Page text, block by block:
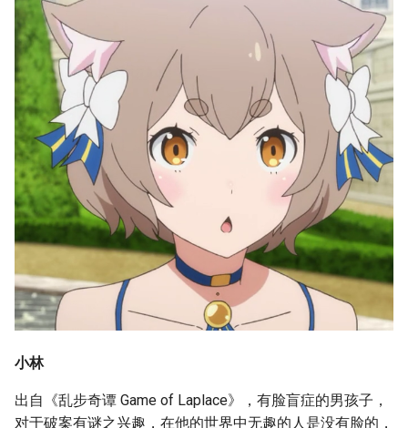
小林
出自《乱步奇谭 Game of Laplace》，有脸盲症的男孩子，
对于破案有谜之兴趣，在他的世界中无趣的人是没有脸的，